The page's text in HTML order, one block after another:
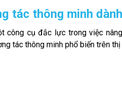
tác thông minh
công cụ đắc lực trong việc
tác thông minh phổ biến trên thị